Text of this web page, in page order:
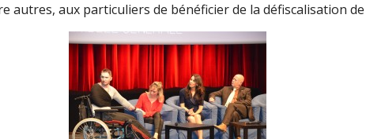
autres, aux particuliers de bénéficier de la défiscalisation